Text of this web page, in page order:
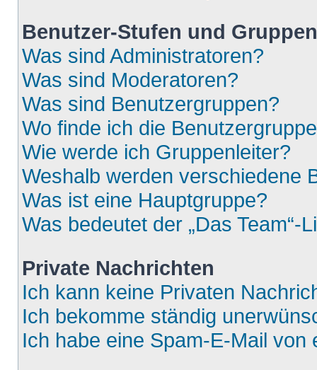
Benutzer-Stufen und Gruppen
Was sind Administratoren?
Was sind Moderatoren?
Was sind Benutzergruppen?
Wo finde ich die
Wie werde ich Gruppenleiter?
Weshalb werden verschiedene
Was ist eine Hauptgruppe?
Was bedeutet der „Das Team“-
Private Nachrichten
Ich kann keine Privaten
Ich bekomme ständig
Ich habe eine Spam-E-Mail